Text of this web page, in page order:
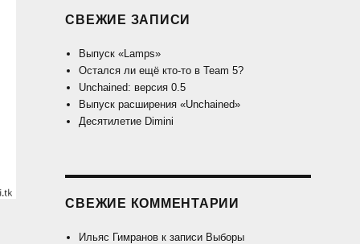
СВЕЖИЕ ЗАПИСИ
Выпуск «Lamps»
Остался ли ещё кто-то в Team 5?
Unchained: версия 0.5
Выпуск расширения «Unchained»
Десятилетие Dimini
СВЕЖИЕ КОММЕНТАРИИ
Ильяс Гимрановк записи Выборы